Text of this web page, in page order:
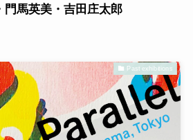
門馬英美・吉田庄太郎
Past exhibitions